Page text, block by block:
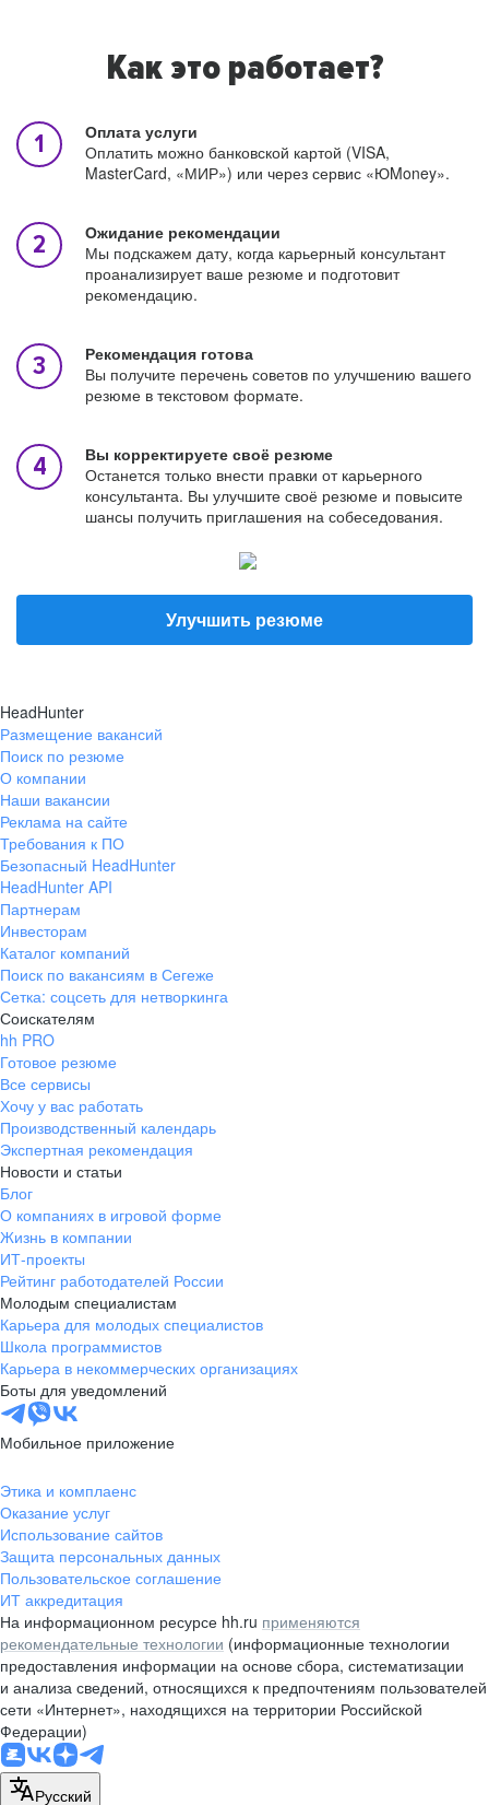
Как это работает?
Оплата услуги
Оплатить можно банковской картой (VISA,
MasterCard, «МИР») или через сервис «ЮMoney».
Ожидание рекомендации
Мы подскажем дату, когда карьерный консультант
проанализирует ваше резюме и подготовит
рекомендацию.
Рекомендация готова
Вы получите перечень советов по улучшению вашего
резюме в текстовом формате.
Вы корректируете своё резюме
Останется только внести правки от карьерного
консультанта. Вы улучшите своё резюме и повысите
шансы получить приглашения на собеседования.
Улучшить резюме
HeadHunter
Размещение вакансий
Поиск по резюме
О компании
Наши вакансии
Реклама на сайте
Требования к ПО
Безопасный HeadHunter
HeadHunter API
Партнерам
Инвесторам
Каталог компаний
Поиск по вакансиям в Сегеже
Сетка: соцсеть для нетворкинга
Соискателям
hh PRO
Готовое резюме
Все сервисы
Хочу у вас работать
Производственный календарь
Экспертная рекомендация
Новости и статьи
Блог
О компаниях в игровой форме
Жизнь в компании
ИТ-проекты
Рейтинг работодателей России
Молодым специалистам
Карьера для молодых специалистов
Школа программистов
Карьера в некоммерческих организациях
Боты для уведомлений
Мобильное приложение
Этика и комплаенс
Оказание услуг
Использование сайтов
Защита персональных данных
Пользовательское соглашение
ИТ аккредитация
На информационном ресурсе hh.ru применяются
рекомендательные технологии (информационные технологии
предоставления информации на основе сбора, систематизации
и анализа сведений, относящихся к предпочтениям пользователей
сети «Интернет», находящихся на территории Российской
Федерации)
Русский